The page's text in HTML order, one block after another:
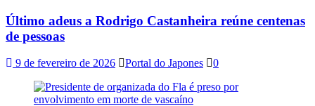
Último adeus a Rodrigo Castanheira reúne centenas
de pessoas
9 de fevereiro de 2026 Portal do Japones 0